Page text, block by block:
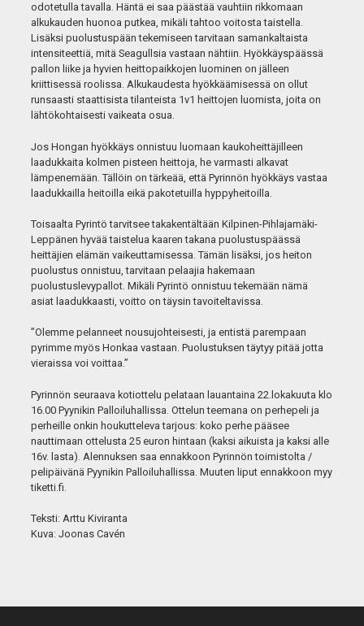
odotetulla tavalla. Häntä ei saa päästää vauhtiin rikkomaan
alkukauden huonoa putkea, mikäli tahtoo voitosta taistella.
Lisäksi puolustuspään tekemiseen tarvitaan samankaltaista
intensiteettiä, mitä Seagullsia vastaan nähtiin. Hyökkäyspäässä
pallon liike ja hyvien heittopaikkojen luominen on jälleen
kriittisessä roolissa. Alkukaudesta hyökkäämisessä on ollut
runsaasti staattisista tilanteista 1v1 heittojen luomista, joita on
lähtökohtaisesti vaikeata osua.
Jos Hongan hyökkäys onnistuu luomaan kaukoheittäjilleen
laadukkaita kolmen pisteen heittoja, he varmasti alkavat
lämpenemään. Tällöin on tärkeää, että Pyrinnön hyökkäys vastaa
laadukkailla heitoilla eikä pakotetuilla hyppyheitoilla.
Toisaalta Pyrintö tarvitsee takakentältään Kilpinen-Pihlajamäki-
Leppänen hyvää taistelua kaaren takana puolustuspäässä
heittäjien elämän vaikeuttamisessa. Tämän lisäksi, jos heiton
puolustus onnistuu, tarvitaan pelaajia hakemaan
puolustuslevypallot. Mikäli Pyrintö onnistuu tekemään nämä
asiat laadukkaasti, voitto on täysin tavoiteltavissa.
”Olemme pelanneet nousujohteisesti, ja entistä parempaan
pyrimme myös Honkaa vastaan. Puolustuksen täytyy pitää jotta
vieraissa voi voittaa.”
Pyrinnön seuraava kotiottelu pelataan lauantaina 22.lokakuuta klo
16.00 Pyynikin Palloiluhallissa. Ottelun teemana on perhepeli ja
perheille onkin houkutteleva tarjous: koko perhe pääsee
nauttimaan ottelusta 25 euron hintaan (kaksi aikuista ja kaksi alle
16v. lasta). Alennuksen saa ennakkoon Pyrinnön toimistolta /
pelipäivänä Pyynikin Palloiluhallissa. Muuten liput ennakkoon myy
tiketti.fi.
Teksti: Arttu Kiviranta
Kuva: Joonas Cavén